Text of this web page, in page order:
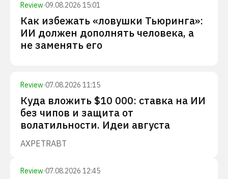
Review·09.08.2026 15:01
Как избежать «ловушки Тьюринга»:
ИИ должен дополнять человека, а
не заменять его
Review·07.08.2026 11:15
Куда вложить $10 000: ставка на ИИ
без чипов и защита от
волатильности. Идеи августа
AXPETRABT
Review·07.08.2026 12:45